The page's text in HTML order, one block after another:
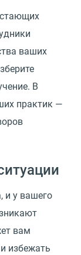
ваших
В
практик —
и у вашего
вам
избежать